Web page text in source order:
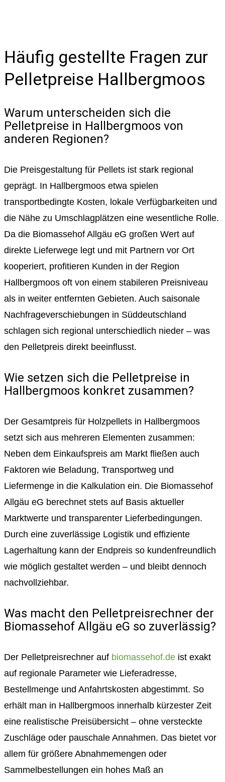
Häufig gestellte Fragen zur
Pelletpreise Hallbergmoos
Warum unterscheiden sich die
Pelletpreise in Hallbergmoos von
anderen Regionen?
Die Preisgestaltung für Pellets ist stark regional
geprägt. In Hallbergmoos etwa spielen
transportbedingte Kosten, lokale Verfügbarkeiten und
die Nähe zu Umschlagplätzen eine wesentliche Rolle.
Da die Biomassehof Allgäu eG großen Wert auf
direkte Lieferwege legt und mit Partnern vor Ort
kooperiert, profitieren Kunden in der Region
Hallbergmoos oft von einem stabileren Preisniveau
als in weiter entfernten Gebieten. Auch saisonale
Nachfrageverschiebungen in Süddeutschland
schlagen sich regional unterschiedlich nieder – was
den Pelletpreis direkt beeinflusst.
Wie setzen sich die Pelletpreise in
Hallbergmoos konkret zusammen?
Der Gesamtpreis für Holzpellets in Hallbergmoos
setzt sich aus mehreren Elementen zusammen:
Neben dem Einkaufspreis am Markt fließen auch
Faktoren wie Beladung, Transportweg und
Liefermenge in die Kalkulation ein. Die Biomassehof
Allgäu eG berechnet stets auf Basis aktueller
Marktwerte und transparenter Lieferbedingungen.
Durch eine zuverlässige Logistik und effiziente
Lagerhaltung kann der Endpreis so kundenfreundlich
wie möglich gestaltet werden – und bleibt dennoch
nachvollziehbar.
Was macht den Pelletpreisrechner der
Biomassehof Allgäu eG so zuverlässig?
Der Pelletpreisrechner auf biomassehof.de ist exakt
auf regionale Parameter wie Lieferadresse,
Bestellmenge und Anfahrtskosten abgestimmt. So
erhält man in Hallbergmoos innerhalb kürzester Zeit
eine realistische Preisübersicht – ohne versteckte
Zuschläge oder pauschale Annahmen. Das bietet vor
allem für größere Abnahmemengen oder
Sammelbestellungen ein hohes Maß an